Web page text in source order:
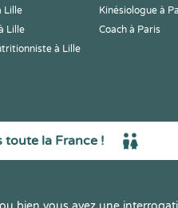
Lille Kinésiologue à
Lille Coach à Paris
à Lille
toute la France !